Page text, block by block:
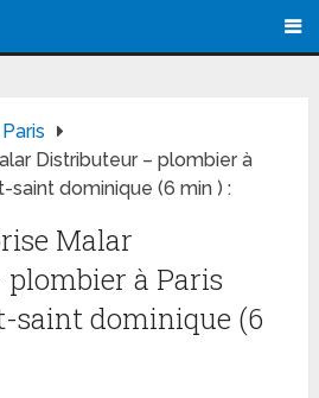
Distributeur – plombier à
saint dominique (6 min ) :
Malar
à Paris
saint dominique (6